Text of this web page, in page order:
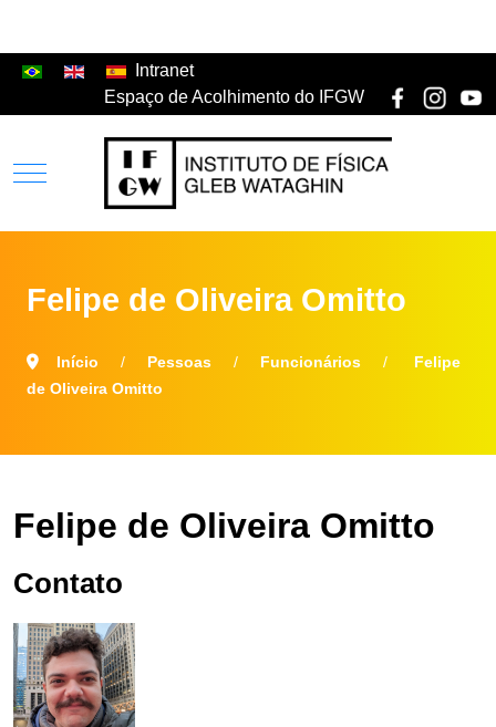
Intranet
Espaço de Acolhimento do IFGW
Felipe de Oliveira Omitto
Início Pessoas Funcionários
Felipe
de Oliveira Omitto
Felipe de Oliveira Omitto
Contato